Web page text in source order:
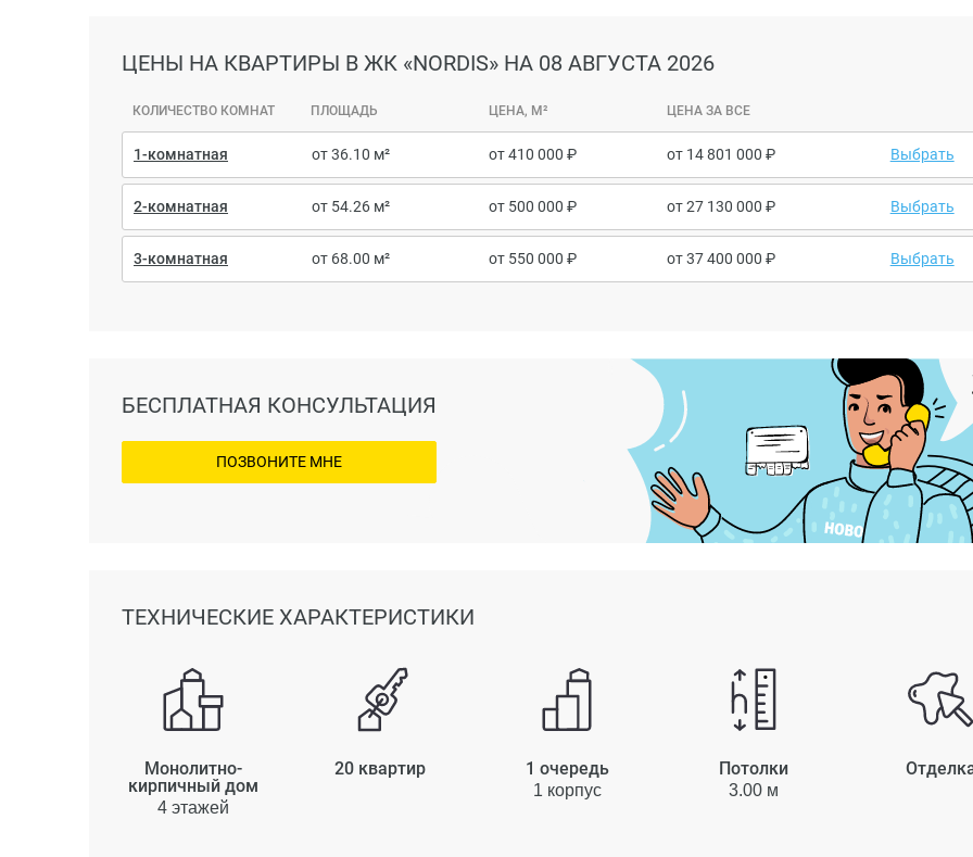
ЦЕНЫ НА КВАРТИРЫ В ЖК «NORDIS» НА 08 АВГУСТА 2026
КОЛИЧЕСТВО КОМНАТ ПЛОЩАДЬ ЦЕНА, М² ЦЕНА ЗА ВСЕ
1-комнатная от 36.10 м² от410 000 от 14 801 000 Выбрать
2-комнатная от 54.26 м² от 500 000 от27 130 000 Выбрать
3-комнатная от 68.00 м² от 550 000 от37 400 000 Выбрать
БЕСПЛАТНАЯ КОНСУЛЬТАЦИЯ
ПОЗВОНИТЕ МНЕ
ТЕХНИЧЕСКИЕ ХАРАКТЕРИСТИКИ
Монолитно-
кирпичный дом
4 этажей
20 квартир 1 очередь
1 корпус
Потолки
3.00 м